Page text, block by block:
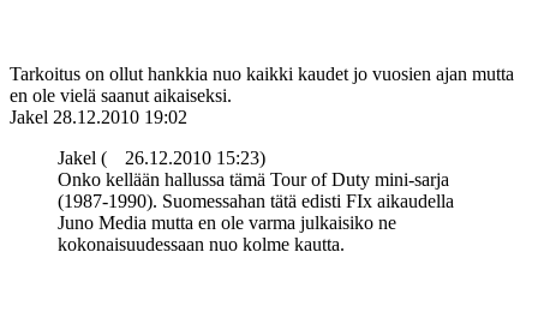
Tarkoitus on ollut hankkia nuo kaikki kaudet jo vuosien ajan mutta
en ole vielä saanut aikaiseksi.
Jakel 28.12.2010 19:02
Jakel (
26.12.2010 15:23)
Onko kellään hallussa tämä Tour of Duty mini-sarja
(1987-1990). Suomessahan tätä edisti FIx aikaudella
Juno Media mutta en ole varma julkaisiko ne
kokonaisuudessaan nuo kolme kautta.